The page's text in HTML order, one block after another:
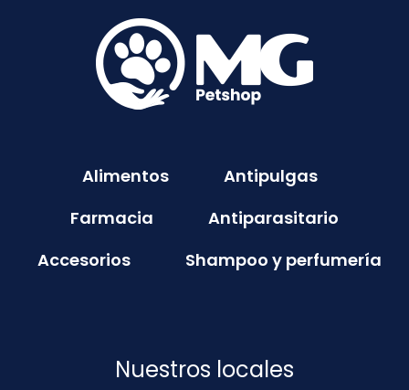
Alimentos
Antipulgas
Farmacia
Antiparasitario
Accesorios
Shampoo y perfumería
Nuestros locales